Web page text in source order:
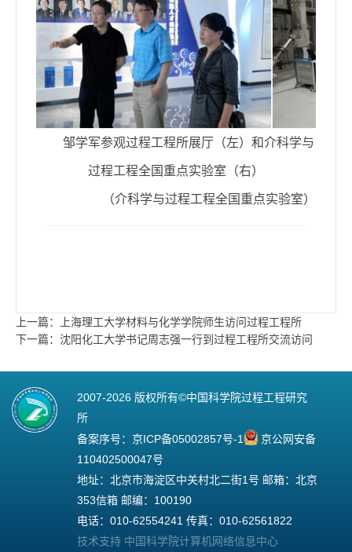
邹学军参观过程工程所展厅（左）和介科学与
过程工程全国重点实验室（右）
（介科学与过程工程全国重点实验室）
上一篇：上海理工大学材料与化学学院师生访问过程工程所
下一篇：沈阳化工大学书记周志强一行到过程工程所交流访问
2007-2026 版权所有©中国科学院过程工程研究
所
备案序号： 京ICP备05002857号-1
京公网安备
110402500047号
地址：北京市海淀区中关村北二街1号 邮箱：北京
353信箱 邮编：100190
电话：010-62554241 传真：010-62561822
技术支持 中国科学院计算机网络信息中心